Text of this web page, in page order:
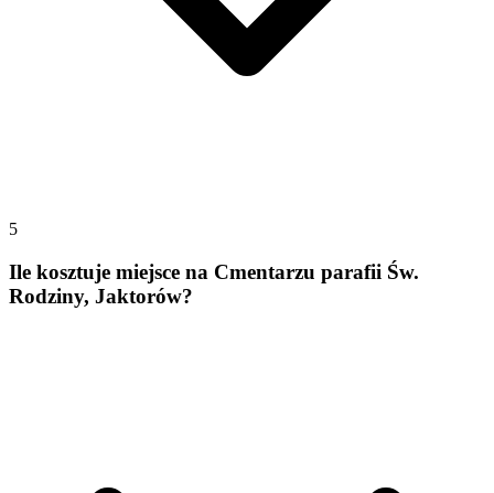
5
Ile kosztuje miejsce na Cmentarzu parafii Św.
Rodziny, Jaktorów?